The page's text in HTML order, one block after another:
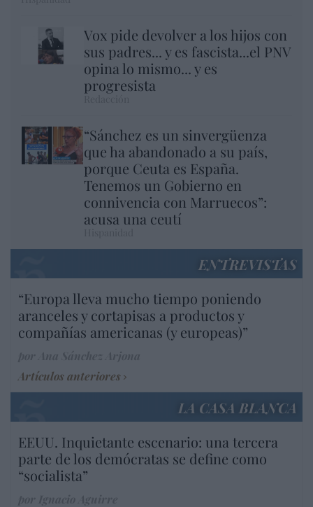
Vox pide devolver a los hijos con
sus padres... y es fascista...el PNV
opina lo mismo... y es
progresista
“Sánchez es un sinvergüenza
que ha abandonado a su país,
porque Ceuta es España.
Tenemos un Gobierno en
connivencia con Marruecos”:
acusa una ceutí
ENTREVISTAS
“Europa lleva mucho tiempo poniendo
aranceles y cortapisas a productos y
compañías americanas (y europeas)”
Artículos anteriores
LA CASA BLANCA
EEUU. Inquietante escenario: una tercera
parte de los demócratas se define como
“socialista”